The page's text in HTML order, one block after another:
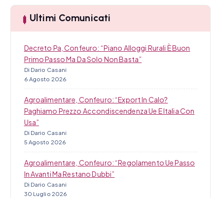
a
Ultimi Comunicati
Decreto Pa, Confeuro: “Piano Alloggi Rurali È Buon
Primo Passo Ma Da Solo Non Basta”
Di Dario Casani
6 Agosto 2026
Agroalimentare, Confeuro: “Export In Calo?
Paghiamo Prezzo Accondiscendenza Ue E Italia Con
Usa”
Di Dario Casani
5 Agosto 2026
Agroalimentare, Confeuro: “Regolamento Ue Passo
In Avanti Ma Restano Dubbi”
Di Dario Casani
30 Luglio 2026